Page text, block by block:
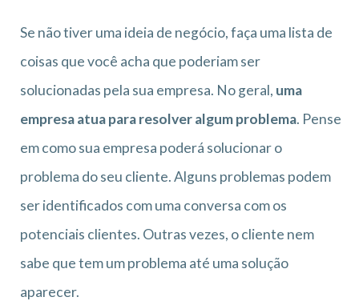
Se não tiver uma ideia de negócio, faça uma lista de
coisas que você acha que poderiam ser
solucionadas pela sua empresa. No geral, uma
empresa atua para resolver algum problema. Pense
em como sua empresa poderá solucionar o
problema do seu cliente. Alguns problemas podem
ser identificados com uma conversa com os
potenciais clientes. Outras vezes, o cliente nem
sabe que tem um problema até uma solução
aparecer.